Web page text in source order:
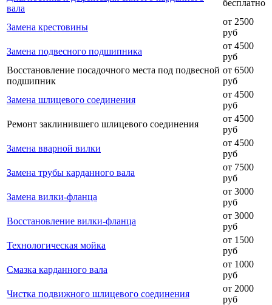
вала
бесплатно
Замена крестовины
от 2500
руб
Замена подвесного подшипника
от 4500
руб
Восстановление посадочного места под подвесной
подшипник
от 6500
руб
Замена шлицевого соединения
от 4500
руб
Ремонт заклинившего шлицевого соединения
от 4500
руб
Замена вварной вилки
от 4500
руб
Замена трубы карданного вала
от 7500
руб
Замена вилки-фланца
от 3000
руб
Восстановление вилки-фланца
от 3000
руб
Технологическая мойка
от 1500
руб
Смазка карданного вала
от 1000
руб
Чистка подвижного шлицевого соединения
от 2000
руб